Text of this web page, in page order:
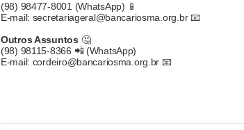
(98) 98477-8001 (WhatsApp) 📱
E-mail: secretariageral@bancariosma.org.br 📧
Outros Assuntos 🤔
(98) 98115-8366 📲 (WhatsApp)
E-mail: cordeiro@bancariosma.org.br 📧